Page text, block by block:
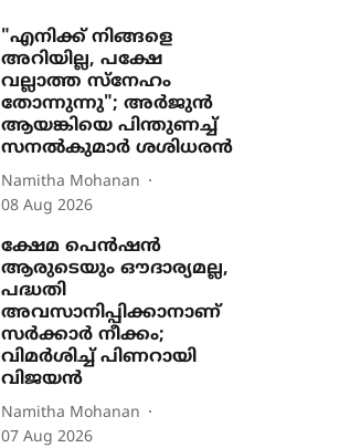
"എനിക്ക് നിങ്ങളെ
അറിയില്ല, പക്ഷേ
വല്ലാത്ത സ്നേഹം
തോന്നുന്നു"; അർജുൻ
ആയങ്കിയെ പിന്തുണച്ച്
സനൽകുമാർ ശശിധരൻ
Namitha Mohanan
08 Aug 2026
ക്ഷേമ പെൻഷൻ
ആരുടെയും ഔദാര്യമല്ല,
പദ്ധതി
അവസാനിപ്പിക്കാനാണ്
സർക്കാർ നീക്കം;
വിമർശിച്ച് പിണറായി
വിജയൻ
Namitha Mohanan
07 Aug 2026